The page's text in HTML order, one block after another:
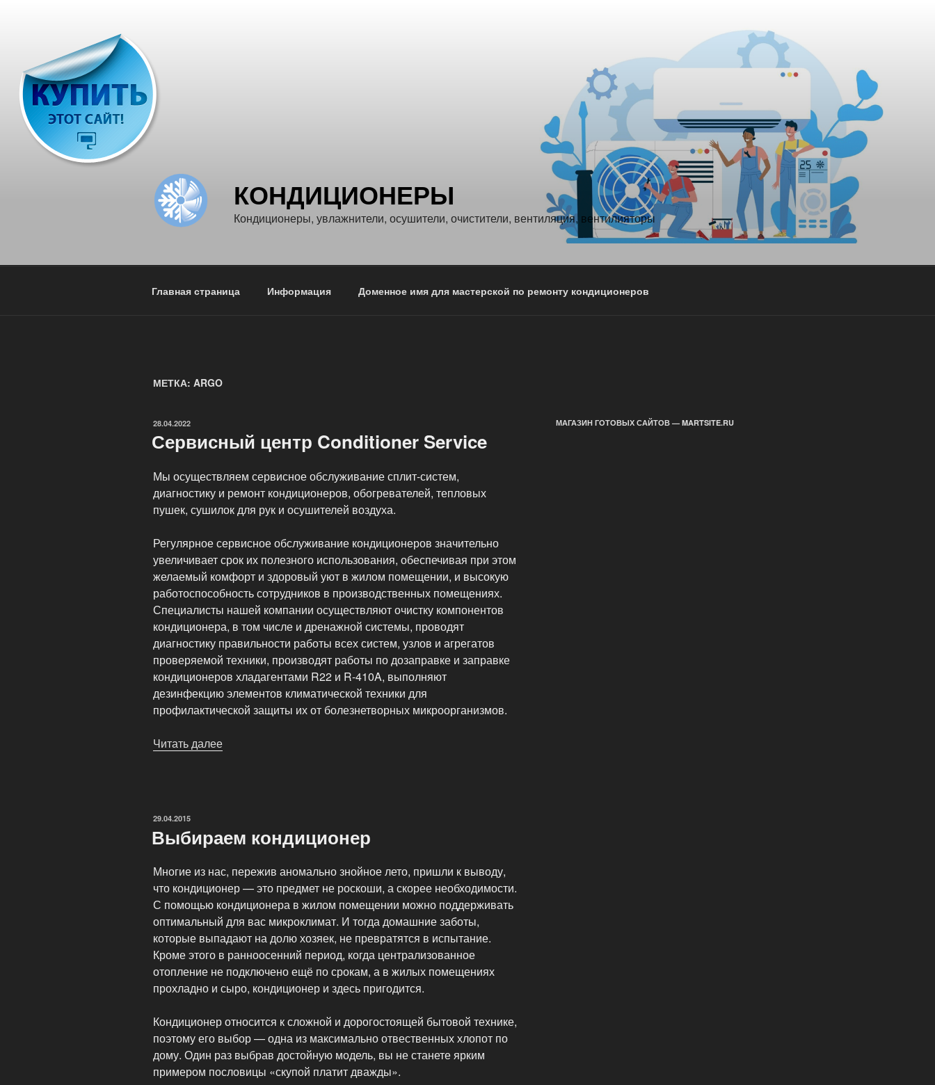
КОНДИЦИОНЕРЫ
Кондиционеры, увлажнители, осушители, очистители, вентиляция, вентилияторы
Главная страница Информация Доменное имя для мастерской по ремонту кондиционеров
МЕТКА: ARGO
ОПУБЛИКОВАНО
28.04.2022
Сервисный центр Conditioner Service
Мы осуществляем сервисное обслуживание сплит-систем,
диагностику и ремонт кондиционеров, обогревателей, тепловых
пушек, сушилок для рук и осушителей воздуха.
Регулярное сервисное обслуживание кондиционеров значительно
увеличивает срок их полезного использования, обеспечивая при этом
желаемый комфорт и здоровый уют в жилом помещении, и высокую
работоспособность сотрудников в производственных помещениях.
Специалисты нашей компании осуществляют очистку компонентов
кондиционера, в том числе и дренажной системы, проводят
диагностику правильности работы всех систем, узлов и агрегатов
проверяемой техники, производят работы по дозаправке и заправке
кондиционеров хладагентами R22 и R-410A, выполняют
дезинфекцию элементов климатической техники для
профилактической защиты их от болезнетворных микроорганизмов.
Читать далее
ОПУБЛИКОВАНО
29.04.2015
Выбираем кондиционер
Многие из нас, пережив аномально знойное лето, пришли к выводу,
что кондиционер — это предмет не роскоши, а скорее необходимости.
С помощью кондиционера в жилом помещении можно поддерживать
оптимальный для вас микроклимат. И тогда домашние заботы,
которые выпадают на долю хозяек, не превратятся в испытание.
Кроме этого в ранноосенний период, когда централизованное
отопление не подключено ещё по срокам, а в жилых помещениях
прохладно и сыро, кондиционер и здесь пригодится.
Кондиционер относится к сложной и дорогостоящей бытовой технике,
поэтому его выбор — одна из максимально отвественных хлопот по
дому. Один раз выбрав достойную модель, вы не станете ярким
примером пословицы «скупой платит дважды».
МАГАЗИН ГОТОВЫХ САЙТОВ — MARTSITE.RU